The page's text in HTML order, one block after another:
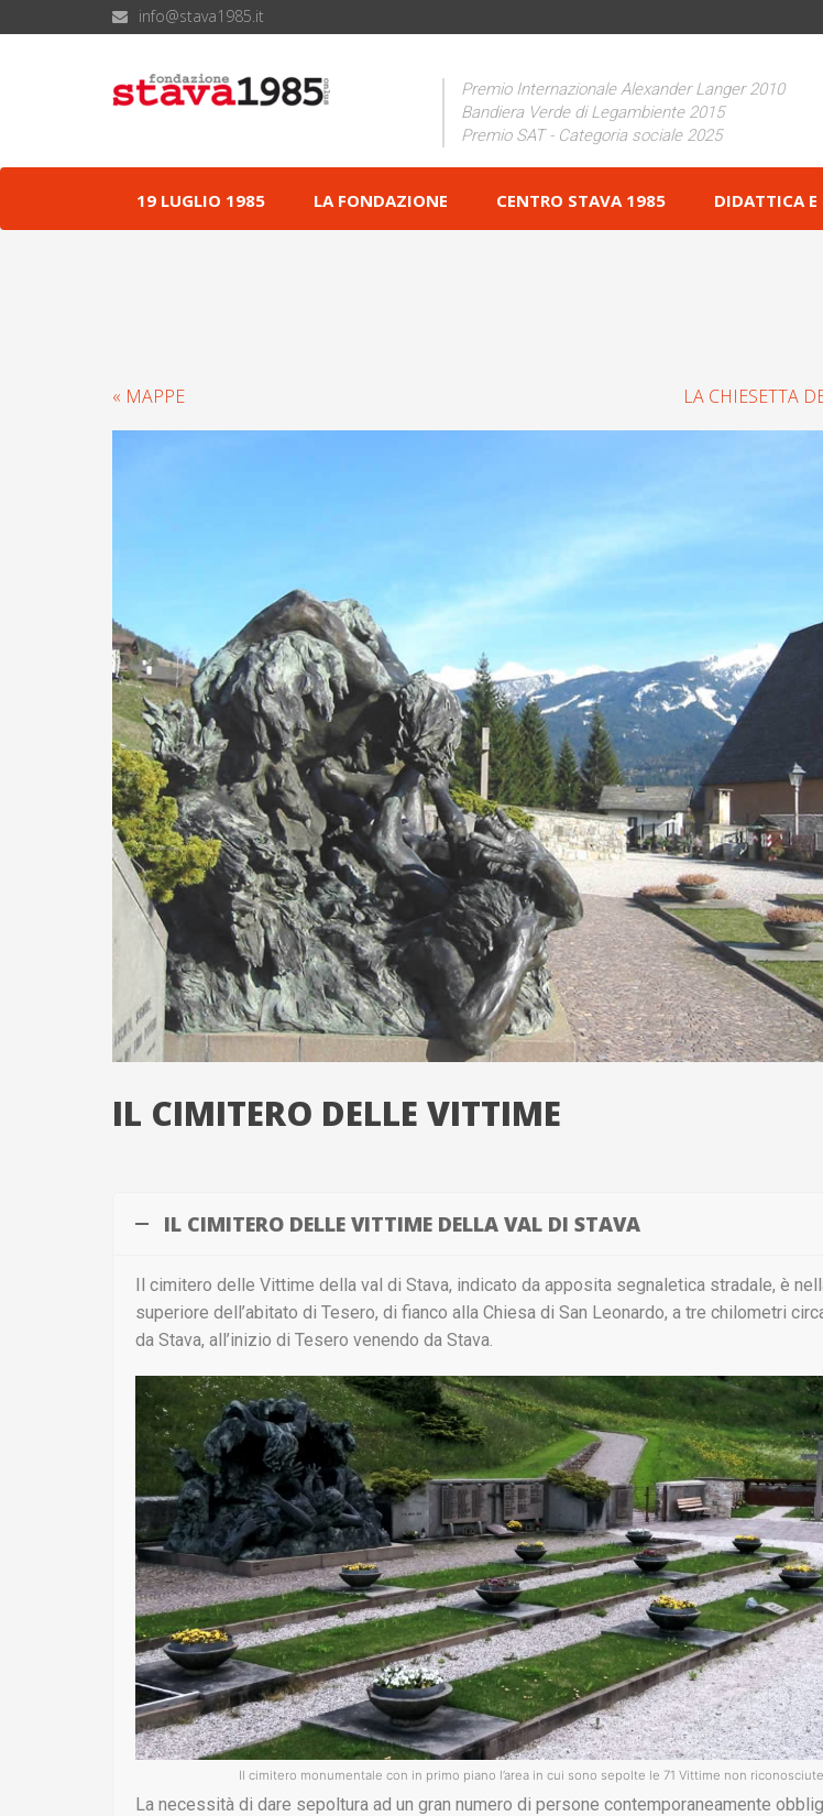
info@stava1985.it
Premio Internazionale Alexander Langer 2010
Bandiera Verde di Legambiente 2015
Premio SAT - Categoria sociale 2025
19 LUGLIO 1985 LA FONDAZIONE CENTRO STAVA 1985 DIDATTICA E
« MAPPE LA CHIESETTA
IL CIMITERO DELLE VITTIME
IL CIMITERO DELLE VITTIME DELLA VAL DI STAVA
Il cimitero delle Vittime della val di Stava, indicato da apposita segnaletica stradale, è
superiore dell’abitato di Tesero, di fianco alla Chiesa di San Leonardo, a tre chilometri
da Stava, all’inizio di Tesero venendo da Stava.
Il cimitero monumentale con in primo piano l’area in cui sono sepolte le 71 Vittime non riconosciute.
La necessità di dare sepoltura ad un gran numero di persone contemporaneamente